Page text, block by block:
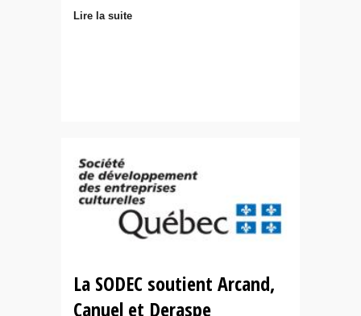
Lire la suite
La SODEC soutient Arcand,
Canuel et Deraspe